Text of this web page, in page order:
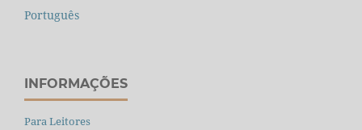
Português
INFORMAÇÕES
Para Leitores